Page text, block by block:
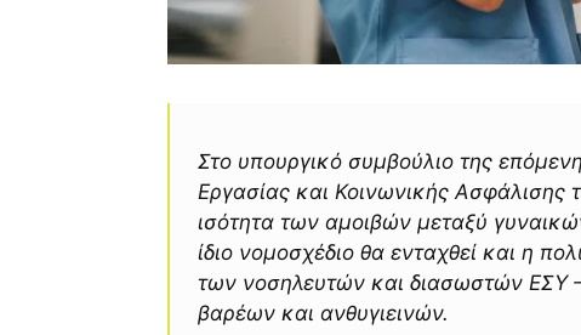
Στο υπουργικό συμβούλιο της
Εργασίας και Κοινωνικής Ασφάλισης
ισότητα των αμοιβών μεταξύ
ίδιο νομοσχέδιο θα ενταχθεί και η
των νοσηλευτών και διασωστών ΕΣΥ
βαρέων και ανθυγιεινών.